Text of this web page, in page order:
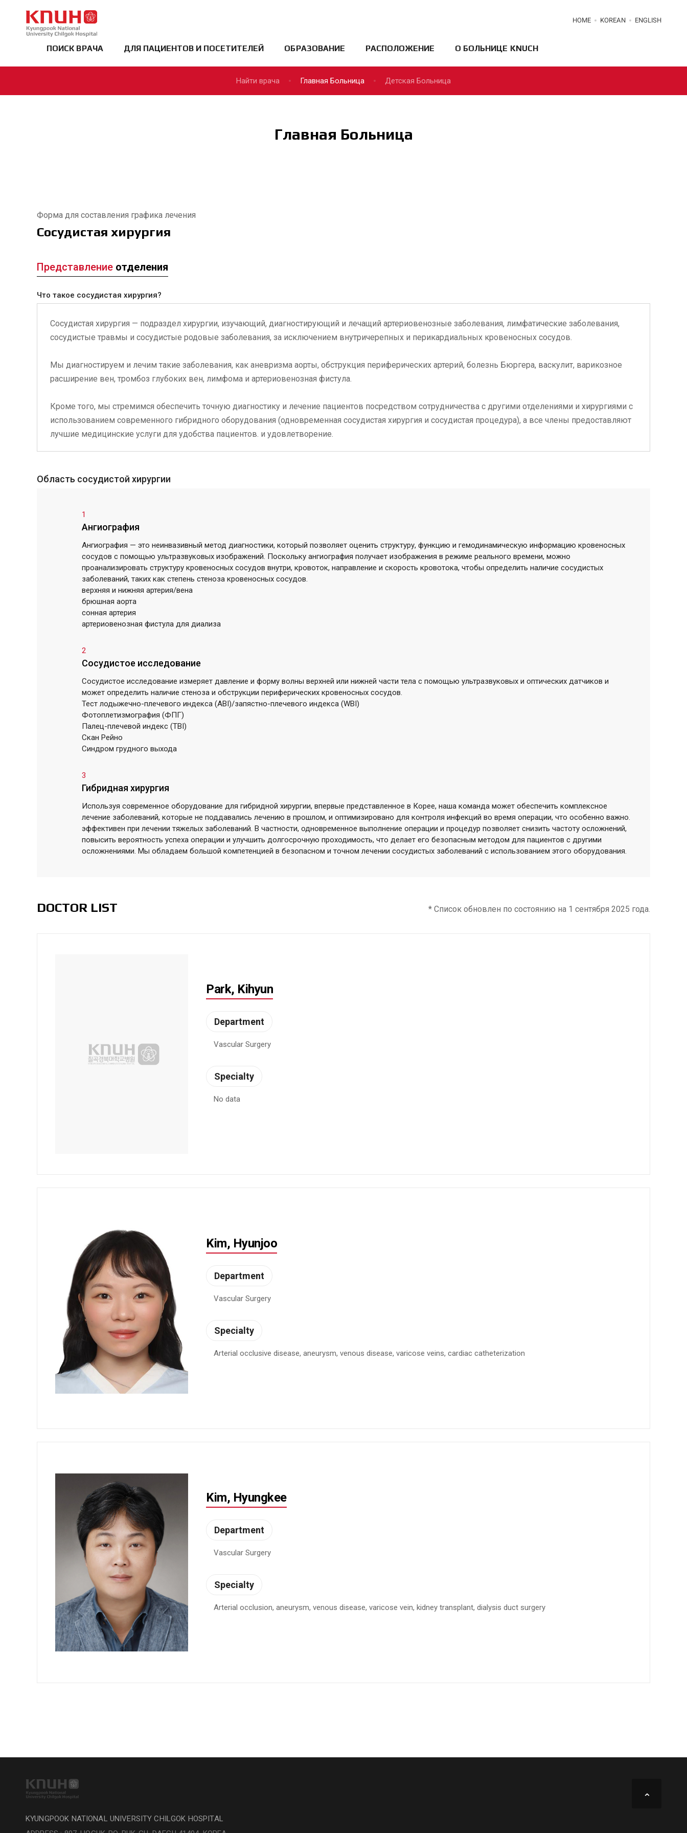
KNUCH
ПОИСК ВРАЧА ДЛЯ ПАЦИЕНТОВ И ПОСЕТИТЕЛЕЙ ОБРАЗОВАНИЕ РАСПОЛОЖЕНИЕ О БОЛЬНИЦЕ KNUCH
HOME KOREAN ENGLISH
Найти врача Главная Больница Детская Больница
Главная Больница
Форма для составления графика лечения
Сосудистая хирургия
Представление отделения
Что такое сосудистая хирургия?
Сосудистая хирургия — подраздел хирургии, изучающий, диагностирующий и лечащий артериовенозные заболевания, лимфатические заболевания,
сосудистые травмы и сосудистые родовые заболевания, за исключением внутричерепных и перикардиальных кровеносных сосудов.
Мы диагностируем и лечим такие заболевания, как аневризма аорты, обструкция периферических артерий, болезнь Бюргера, васкулит, варикозное
расширение вен, тромбоз глубоких вен, лимфома и артериовенозная фистула.
Кроме того, мы стремимся обеспечить точную диагностику и лечение пациентов посредством сотрудничества с другими отделениями и хирургиями с
использованием современного гибридного оборудования (одновременная сосудистая хирургия и сосудистая процедура), а все члены предоставляют
лучшие медицинские услуги для удобства пациентов. и удовлетворение.
Область сосудистой хирургии
1
Ангиография
Ангиография — это неинвазивный метод диагностики, который позволяет оценить структуру, функцию и гемодинамическую информацию кровеносных
сосудов с помощью ультразвуковых изображений. Поскольку ангиография получает изображения в режиме реального времени, можно
проанализировать структуру кровеносных сосудов внутри, кровоток, направление и скорость кровотока, чтобы определить наличие сосудистых
заболеваний, таких как степень стеноза кровеносных сосудов.
верхняя и нижняя артерия/вена
брюшная аорта
сонная артерия
артериовенозная фистула для диализа
2
Сосудистое исследование
Сосудистое исследование измеряет давление и форму волны верхней или нижней части тела с помощью ультразвуковых и оптических датчиков и
может определить наличие стеноза и обструкции периферических кровеносных сосудов.
Тест лодыжечно-плечевого индекса (ABI)/запястно-плечевого индекса (WBI)
Фотоплетизмография (ФПГ)
Палец-плечевой индекс (TBI)
Скан Рейно
Синдром грудного выхода
3
Гибридная хирургия
Используя современное оборудование для гибридной хирургии, впервые представленное в Корее, наша команда может обеспечить комплексное
лечение заболеваний, которые не поддавались лечению в прошлом, и оптимизировано для контроля инфекций во время операции, что особенно важно.
эффективен при лечении тяжелых заболеваний. В частности, одновременное выполнение операции и процедур позволяет снизить частоту осложнений,
повысить вероятность успеха операции и улучшить долгосрочную проходимость, что делает его безопасным методом для пациентов с другими
осложнениями. Мы обладаем большой компетенцией в безопасном и точном лечении сосудистых заболеваний с использованием этого оборудования.
DOCTOR LIST * Список обновлен по состоянию на 1 сентября 2025 года.
Park, Kihyun
Department
Vascular Surgery
Specialty
No data
Kim, Hyunjoo
Department
Vascular Surgery
Specialty
Arterial occlusive disease, aneurysm, venous disease, varicose veins, cardiac catheterization
Kim, Hyungkee
Department
Vascular Surgery
Specialty
Arterial occlusion, aneurysm, venous disease, varicose vein, kidney transplant, dialysis duct surgery
KYUNGPOOK NATIONAL UNIVERSITY CHILGOK HOSPITAL